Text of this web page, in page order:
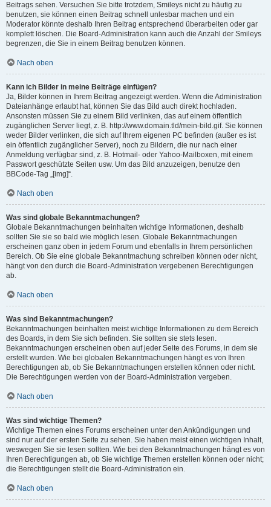
Beitrags sehen. Versuchen Sie bitte trotzdem, Smileys nicht zu häufig zu
benutzen, sie können einen Beitrag schnell unlesbar machen und ein
Moderator könnte deshalb Ihren Beitrag entsprechend überarbeiten oder gar
komplett löschen. Die Board-Administration kann auch die Anzahl der Smileys
begrenzen, die Sie in einem Beitrag benutzen können.
Nach oben
Kann ich Bilder in meine Beiträge einfügen?
Ja, Bilder können in Ihrem Beitrag angezeigt werden. Wenn die Administration
Dateianhänge erlaubt hat, können Sie das Bild auch direkt hochladen.
Ansonsten müssen Sie zu einem Bild verlinken, das auf einem öffentlich
zugänglichen Server liegt, z. B. http://www.domain.tld/mein-bild.gif. Sie können
weder Bilder verlinken, die sich auf Ihrem eigenen PC befinden (außer es ist
ein öffentlich zugänglicher Server), noch zu Bildern, die nur nach einer
Anmeldung verfügbar sind, z. B. Hotmail- oder Yahoo-Mailboxen, mit einem
Passwort geschützte Seiten usw. Um das Bild anzuzeigen, benutze den
BBCode-Tag „[img]“.
Nach oben
Was sind globale Bekanntmachungen?
Globale Bekanntmachungen beinhalten wichtige Informationen, deshalb
sollten Sie sie so bald wie möglich lesen. Globale Bekanntmachungen
erscheinen ganz oben in jedem Forum und ebenfalls in Ihrem persönlichen
Bereich. Ob Sie eine globale Bekanntmachung schreiben können oder nicht,
hängt von den durch die Board-Administration vergebenen Berechtigungen
ab.
Nach oben
Was sind Bekanntmachungen?
Bekanntmachungen beinhalten meist wichtige Informationen zu dem Bereich
des Boards, in dem Sie sich befinden. Sie sollten sie stets lesen.
Bekanntmachungen erscheinen oben auf jeder Seite des Forums, in dem sie
erstellt wurden. Wie bei globalen Bekanntmachungen hängt es von Ihren
Berechtigungen ab, ob Sie Bekanntmachungen erstellen können oder nicht.
Die Berechtigungen werden von der Board-Administration vergeben.
Nach oben
Was sind wichtige Themen?
Wichtige Themen eines Forums erscheinen unter den Ankündigungen und
sind nur auf der ersten Seite zu sehen. Sie haben meist einen wichtigen Inhalt,
weswegen Sie sie lesen sollten. Wie bei den Bekanntmachungen hängt es von
Ihren Berechtigungen ab, ob Sie wichtige Themen erstellen können oder nicht;
die Berechtigungen stellt die Board-Administration ein.
Nach oben